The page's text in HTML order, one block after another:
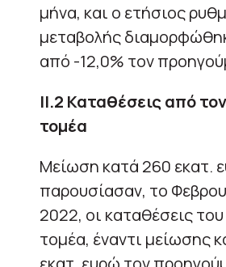
μήνα, και ο ετήσιος
μεταβολής
από -12,0% τον
ΙΙ.2 Καταθέσεις από
τομέα
Μείωση κατά 260 εκατ.
παρουσίασαν, το
2022, οι καταθέσεις
τομέα, έναντι μείωσης